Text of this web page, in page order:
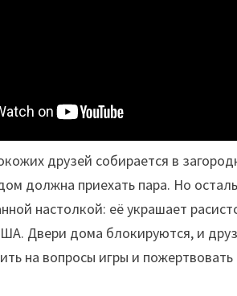
друзей собирается в
должна приехать пара. Но
настолкой: её украшает
Двери дома блокируются, и
на вопросы игры и